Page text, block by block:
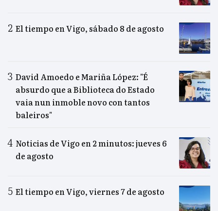
El tiempo en Vigo, sábado 8 de agosto
David Amoedo e Mariña López: "É
absurdo que a Biblioteca do Estado
vaia nun inmoble novo con tantos
baleiros"
Noticias de Vigo en 2 minutos: jueves 6
de agosto
El tiempo en Vigo, viernes 7 de agosto